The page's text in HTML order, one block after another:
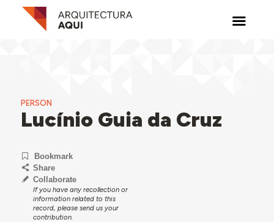
PERSON
Lucínio Guia da Cruz
Bookmark
Share
Collaborate
If you have any recollection or
information related to this
record, please send us your
contribution.